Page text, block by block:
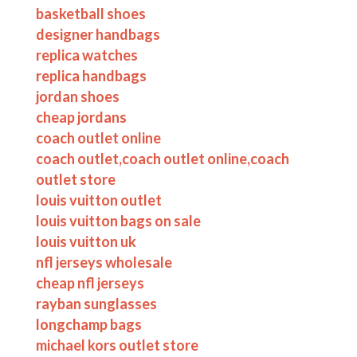
basketball shoes
designer handbags
replica watches
replica handbags
jordan shoes
cheap jordans
coach outlet online
coach outlet,coach outlet online,coach
outlet store
louis vuitton outlet
louis vuitton bags on sale
louis vuitton uk
nfl jerseys wholesale
cheap nfl jerseys
rayban sunglasses
longchamp bags
michael kors outlet store